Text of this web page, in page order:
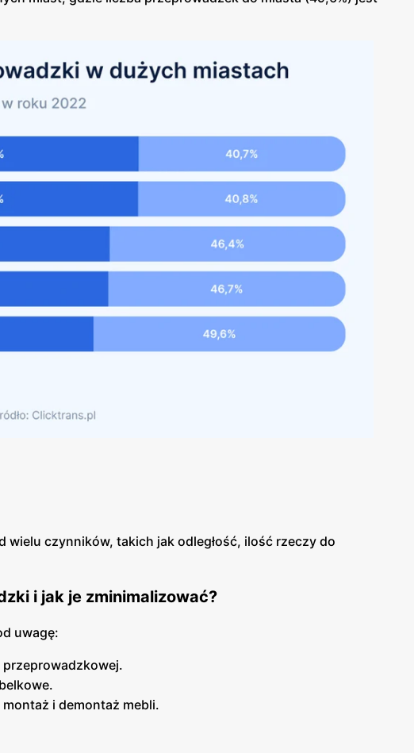
wielu czynników, takich jak odległość, ilość rzeczy do
i jak je zminimalizować?
uwagę:
i demontaż mebli.